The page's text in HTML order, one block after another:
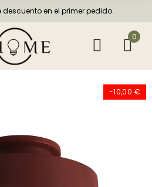
descuento en el primer pedido.
0
-10,00 €